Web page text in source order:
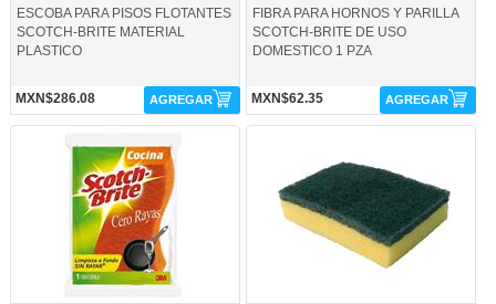
ESCOBA PARA PISOS FLOTANTES
SCOTCH-BRITE MATERIAL
PLASTICO
MXN$286.08 AGREGAR
FIBRA PARA HORNOS Y PARILLA
SCOTCH-BRITE DE USO
DOMESTICO 1 PZA
MXN$62.35 AGREGAR